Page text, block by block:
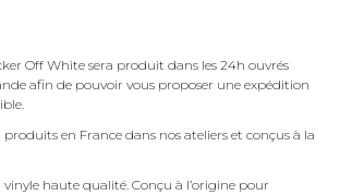
Off White sera produit dans les 24h ouvrés
afin de pouvoir vous proposer une expédition
produits en France dans nos ateliers et conçus à la
vinyle haute qualité. Conçu à l’origine pour